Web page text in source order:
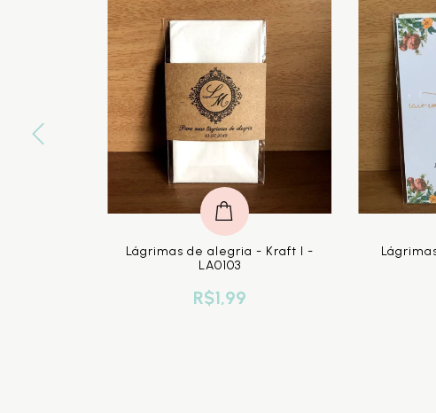
Lágrimas de alegria - Kraft I -
LA0103
R$1,99